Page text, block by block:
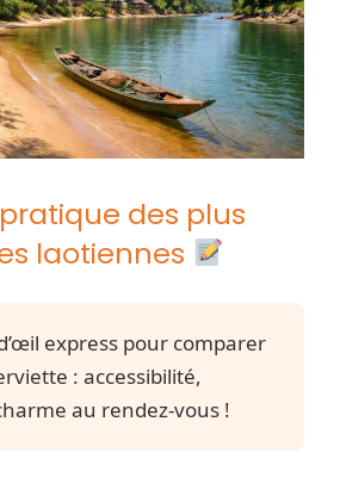
des plus
laotiennes
express pour comparer
: accessibilité,
au rendez-vous !